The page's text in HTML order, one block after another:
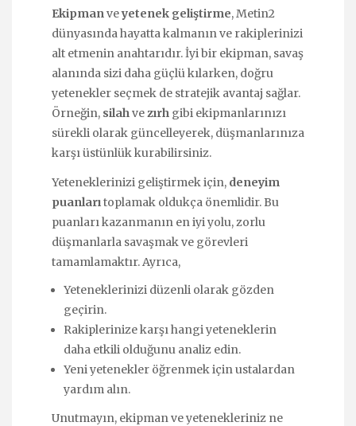
Ekipmanveyetenek geliştirme, Metin2
dünyasında hayatta kalmanın ve rakiplerinizi
alt etmenin anahtarıdır. İyi bir ekipman, savaş
alanında sizi daha güçlü kılarken, doğru
yetenekler seçmek de stratejik avantaj sağlar.
Örneğin, silahvezırh gibi ekipmanlarınızı
sürekli olarak güncelleyerek, düşmanlarınıza
karşı üstünlük kurabilirsiniz.
Yeteneklerinizi geliştirmek için, deneyim
puanlarıtoplamak oldukça önemlidir. Bu
puanları kazanmanın en iyi yolu, zorlu
düşmanlarla savaşmak ve görevleri
tamamlamaktır. Ayrıca,
Yeteneklerinizi düzenli olarak gözden
geçirin.
Rakiplerinize karşı hangi yeteneklerin
daha etkili olduğunu analiz edin.
Yeni yetenekler öğrenmek için ustalardan
yardım alın.
Unutmayın, ekipman ve yetenekleriniz ne